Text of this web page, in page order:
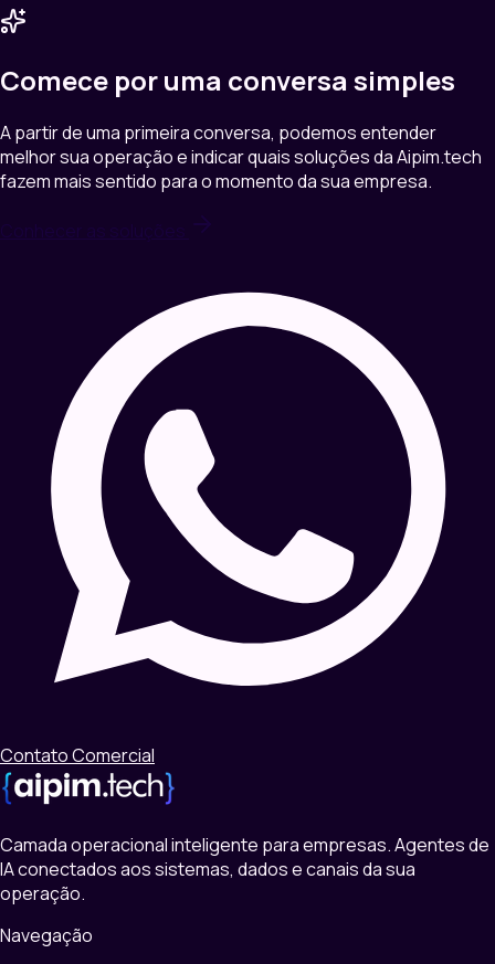
Comece por uma conversa simples
A partir de uma primeira conversa, podemos entender
melhor sua operação e indicar quais soluções da Aipim.tech
fazem mais sentido para o momento da sua empresa.
Contato Comercial
Camada operacional inteligente para empresas. Agentes de
IA conectados aos sistemas, dados e canais da sua
operação.
Navegação